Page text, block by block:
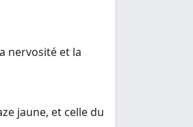
nervosité et la
jaune, et celle du